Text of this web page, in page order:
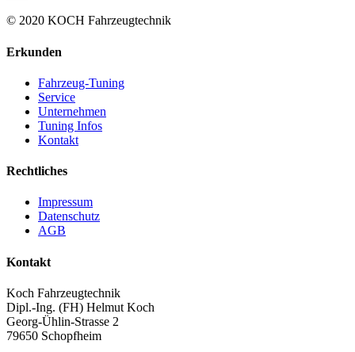
© 2020 KOCH Fahrzeugtechnik
Erkunden
Fahrzeug-Tuning
Service
Unternehmen
Tuning Infos
Kontakt
Rechtliches
Impressum
Datenschutz
AGB
Kontakt
Koch Fahrzeugtechnik
Dipl.-Ing. (FH) Helmut Koch
Georg-Ühlin-Strasse 2
79650 Schopfheim